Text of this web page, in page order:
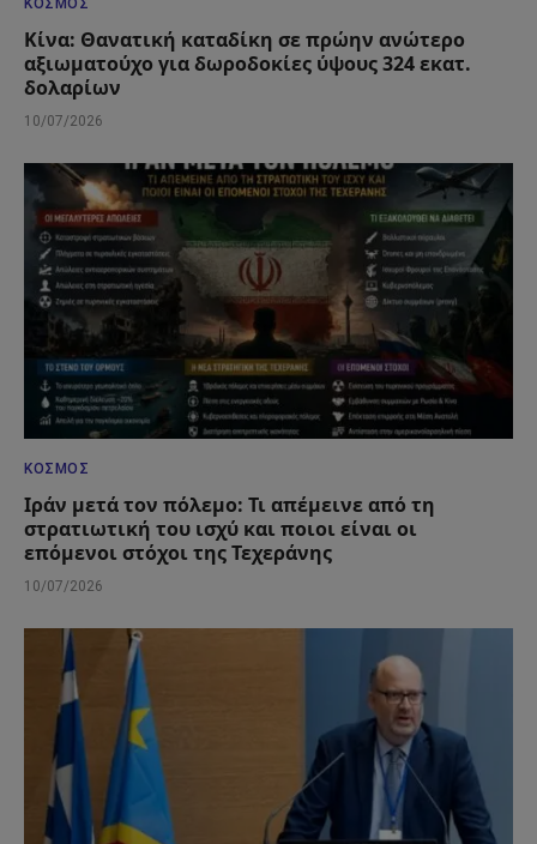
ΚΌΣΜΟΣ
Κίνα: Θανατική καταδίκη σε πρώην ανώτερο
αξιωματούχο για δωροδοκίες ύψους 324 εκατ.
δολαρίων
10/07/2026
ΚΌΣΜΟΣ
Ιράν μετά τον πόλεμο: Τι απέμεινε από τη
στρατιωτική του ισχύ και ποιοι είναι οι
επόμενοι στόχοι της Τεχεράνης
10/07/2026